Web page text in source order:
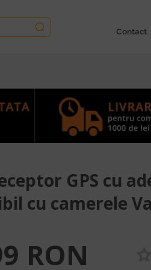
Contact
GPS cu
cu camerele
RON